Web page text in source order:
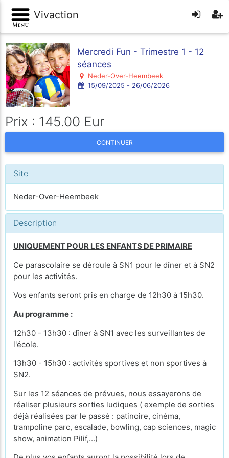
Vivaction
Mercredi Fun - Trimestre 1 - 12
séances
Neder-Over-Heembeek
15/09/2025 - 26/06/2026
Prix : 145.00 Eur
CONTINUER
Site
Neder-Over-Heembeek
Description
UNIQUEMENT POUR LES ENFANTS DE PRIMAIRE
Ce parascolaire se déroule à SN1 pour le dîner et à SN2
pour les activités.
Vos enfants seront pris en charge de 12h30 à 15h30.
Au programme :
12h30 - 13h30 : dîner à SN1 avec les surveillantes de
l'école.
13h30 - 15h30 : activités sportives et non sportives à
SN2.
Sur les 12 séances de prévues, nous essayerons de
réaliser plusieurs sorties ludiques ( exemple de sorties
déjà réalisées par le passé : patinoire, cinéma,
trampoline parc, escalade, bowling, cap sciences, magic
show, animation Pilif,...)